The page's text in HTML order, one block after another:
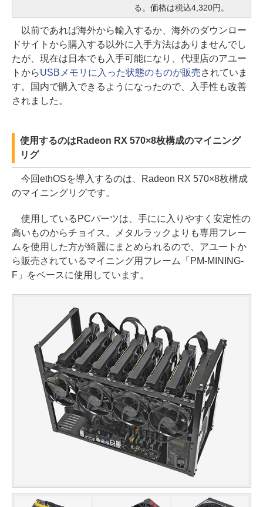
る。価格は税込4,320円。
以前であれば海外から輸入するか、海外のダウンロー
ドサイトから購入する以外に入手方法はありませんでし
たが、現在は日本でも入手可能になり、代理店のアユー
トからUSBメモリに入った状態のものが販売されていま
す。国内で購入できるようになったので、入手性も改善
されました。
使用するのはRadeon RX 570×8枚構成のマイニング
リグ
今回ethOSを導入するのは、Radeon RX 570×8枚構成
のマイニングリグです。
使用しているPCパーツは、手にに入りやすく安定性の
高いものからチョイス。メタルラックよりも専用フレー
ムを使用した方が綺麗にまとめられるので、アユートか
ら販売されているマイニング用フレーム「PM-MINING-
F」をベースに使用しています。